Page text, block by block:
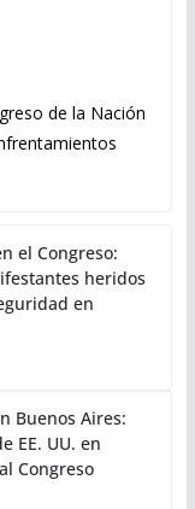
de la Nación
el Congreso:
heridos
en
Buenos Aires:
EE. UU. en
Congreso